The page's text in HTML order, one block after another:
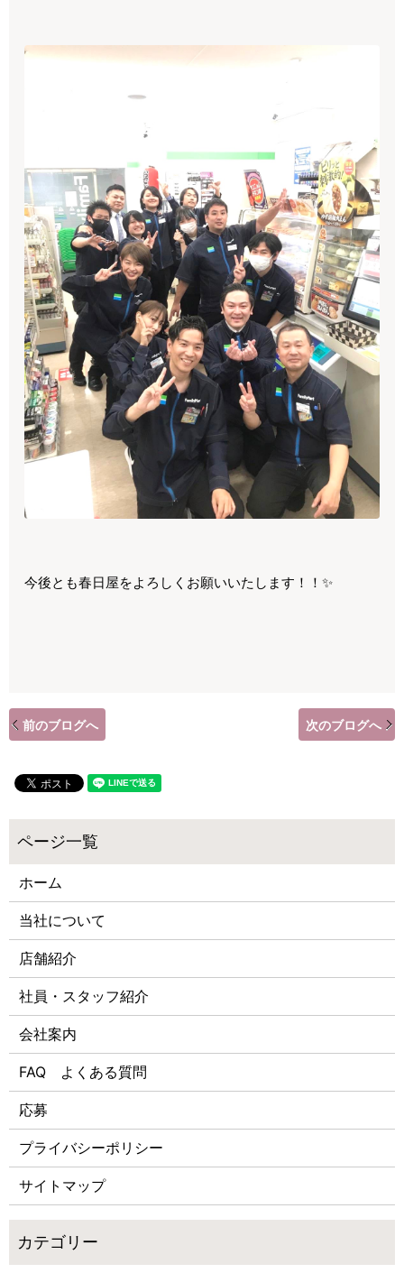
今後とも春日屋をよろしくお願いいたします！！✨
前のブログへ 次のブログへ
ホーム
当社について
店舗紹介
社員・スタッフ紹介
会社案内
FAQ よくある質問
応募
プライバシーポリシー
サイトマップ